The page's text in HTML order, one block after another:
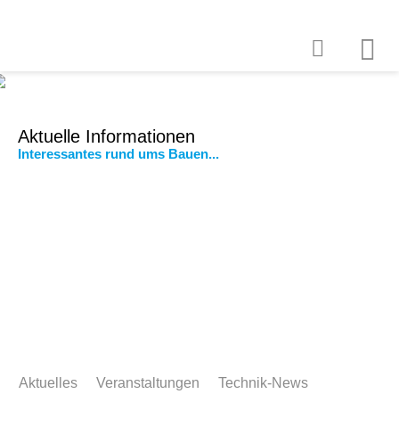
Aktuelle Informationen
Interessantes rund ums Bauen...
Aktuelles Veranstaltungen Technik-News